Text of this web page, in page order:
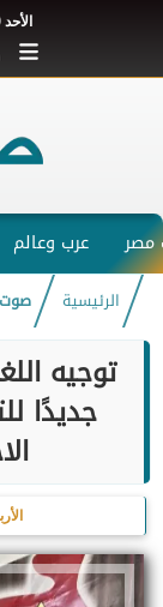
الأحد
عرب وعالم
الرئيسية
توجيه
جديدًا